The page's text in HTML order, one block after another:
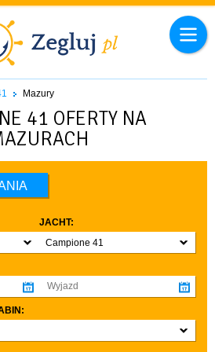
Mazury
41 OFERTY NA
JACHT:
Campione 41